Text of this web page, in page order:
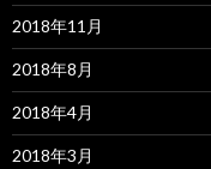
2018年11月
2018年8月
2018年4月
2018年3月